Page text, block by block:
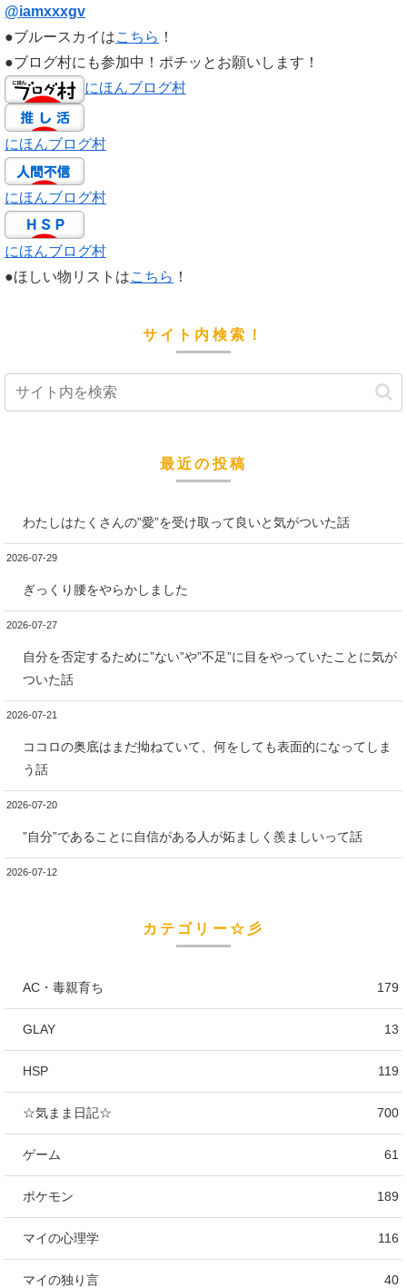
@iamxxxgv
●ブルースカイはこちら ！
●ブログ村にも参加中！ポチッとお願いします！
にほんブログ村
にほんブログ村
にほんブログ村
にほんブログ村
●ほしい物リストはこちら ！
サイト内検索！
最近の投稿
わたしはたくさんの”愛”を受け取って良いと気がついた話
2026-07-29
ぎっくり腰をやらかしました
2026-07-27
自分を否定するために”ない”や”不足”に目をやっていたことに気が
ついた話
2026-07-21
ココロの奥底はまだ拗ねていて、何をしても表面的になってしま
う話
2026-07-20
”自分”であることに自信がある人が妬ましく羨ましいって話
2026-07-12
カテゴリー☆彡
AC・毒親育ち 179
GLAY 13
HSP 119
☆気まま日記☆ 700
ゲーム 61
ポケモン 189
マイの心理学 116
マイの独り言 40